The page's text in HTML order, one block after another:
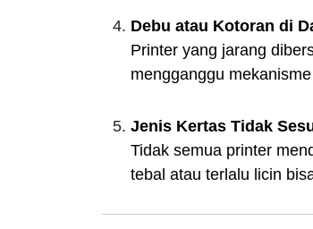
Debu atau Kotoran di
Printer yang jarang
mengganggu
Jenis Kertas Tidak
Tidak semua printer
tebal atau terlalu licin